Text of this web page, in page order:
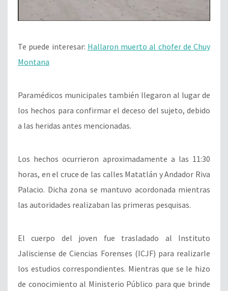
Te puede interesar: Hallaron muerto al chofer de Chuy
Montana
Paramédicos municipales también llegaron al lugar de
los hechos para confirmar el deceso del sujeto, debido
a las heridas antes mencionadas.
Los hechos ocurrieron aproximadamente a las 11:30
horas, en el cruce de las calles Matatlán y Andador Riva
Palacio. Dicha zona se mantuvo acordonada mientras
las autoridades realizaban las primeras pesquisas.
El cuerpo del joven fue trasladado al Instituto
Jalisciense de Ciencias Forenses (ICJF) para realizarle
los estudios correspondientes. Mientras que se le hizo
de conocimiento al Ministerio Público para que brinde